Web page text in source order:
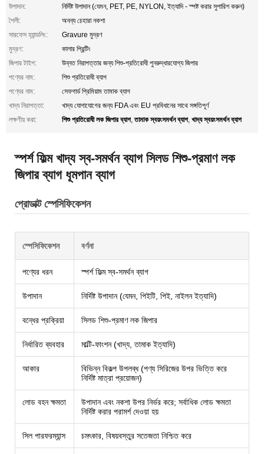
উপাদান:
নির্দিষ্ট উপাদান (যেমন, PET, PE, NYLON, ইত্যাদি - স্পষ্ট করার সুপারিশ করুন)
শৈলী:
অনন্য চেহারা নকশা
সারফেস হ্যান্ডলিং:
Gravure মুদ্রণ
মুদ্রণ:
কালার প্রিন্টিং
জিপার টাইপ:
উন্নত নিরাপত্তার জন্য শিশু-প্রতিরোধী পুনরুদ্ধারযোগ্য জিপার
পণ্যের নাম:
শিশু প্রতিরোধী ব্যাগ
পণ্যের নাম:
সেফগার্ড প্রিমিয়াম তামাক ব্যাগ
খাদ্য নিরাপত্তা:
খাদ্য যোগাযোগের জন্য FDA এবং EU প্রবিধানের সাথে সঙ্গতিপূর্ণ
লক্ষণীয় করা:
শিশু প্রতিরোধী লক জিপার ব্যাগ,তামাক স্বয়ংসমর্থন ব্যাগ, খাদ্য স্বয়ংসমর্থন ব্যাগ
স্পর্শ ফিল্ম খাদ্য স্ব-সমর্থন ব্যাগ সিলড শিশু-প্রমাণ লক
জিপার ব্যাগ ধূমপান ব্যাগ
প্রোডাক্ট স্পেসিফিকেশন
স্পেসিফিকেশন বর্ণনা
পণ্যের ধরন স্পর্শ ফিল্ম স্ব-সমর্থন ব্যাগ
উপাদান নির্দিষ্ট উপাদান (যেমন, পিইটি, পিই, নাইলন ইত্যাদি)
বন্ধের প্রক্রিয়া সিলড শিশু-প্রমাণ লক জিপার
নির্ধারিত ব্যবহার মাল্টি-ফাংশন (খাদ্য, তামাক ইত্যাদি)
আকার
বিভিন্ন বিকল্প উপলব্ধ (পণ্য সিরিজের উপর ভিত্তি করে
নির্দিষ্ট মাত্রা প্রয়োজন)
লোড বহন ক্ষমতা
উপাদান এবং নকশা উপর নির্ভর করে; সর্বাধিক লোড ক্ষমতা
নির্দিষ্ট করার পরামর্শ দেওয়া হয়
সিল পারফরম্যান্স চমৎকার, বিষয়বস্তুর সতেজতা নিশ্চিত করে